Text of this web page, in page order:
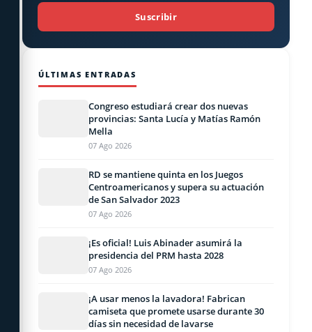
Suscribir
ÚLTIMAS ENTRADAS
Congreso estudiará crear dos nuevas
provincias: Santa Lucía y Matías Ramón
Mella
07 Ago 2026
RD se mantiene quinta en los Juegos
Centroamericanos y supera su actuación
de San Salvador 2023
07 Ago 2026
¡Es oficial! Luis Abinader asumirá la
presidencia del PRM hasta 2028
07 Ago 2026
¡A usar menos la lavadora! Fabrican
camiseta que promete usarse durante 30
días sin necesidad de lavarse